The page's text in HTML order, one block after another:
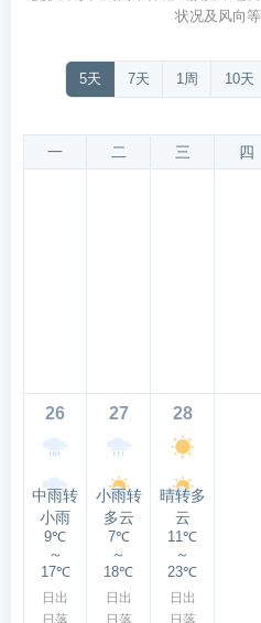
状况及风向
5天 7天 1周 10天
一 二 三 四
26
中雨转
小雨
9℃
～
17℃
日出
27
小雨转
多云
7℃
～
18℃
日出
28
晴转多
云
11℃
～
23℃
日出